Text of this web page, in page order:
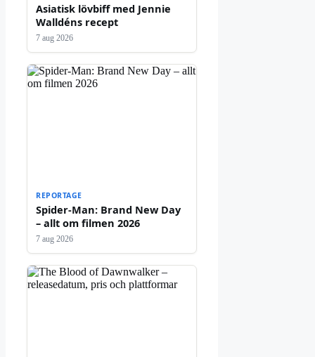
Asiatisk lövbiff med Jennie
Walldéns recept
7 aug 2026
REPORTAGE
Spider-Man: Brand New Day
– allt om filmen 2026
7 aug 2026